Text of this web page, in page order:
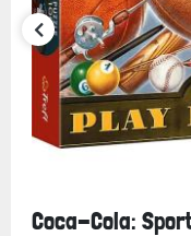
Coca-Cola: